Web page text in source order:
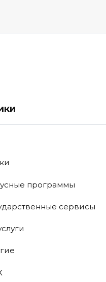
программы
сервисы